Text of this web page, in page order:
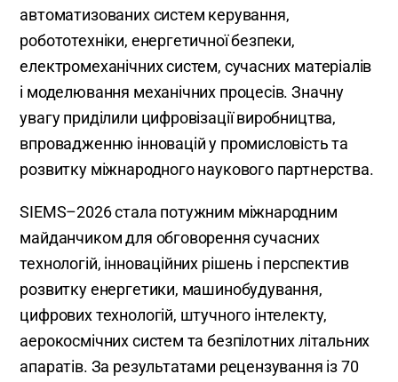
автоматизованих систем керування,
робототехніки, енергетичної безпеки,
електромеханічних систем, сучасних матеріалів
і моделювання механічних процесів. Значну
увагу приділили цифровізації виробництва,
впровадженню інновацій у промисловість та
розвитку міжнародного наукового партнерства.
SIEMS–2026 стала потужним міжнародним
майданчиком для обговорення сучасних
технологій, інноваційних рішень і перспектив
розвитку енергетики, машинобудування,
цифрових технологій, штучного інтелекту,
аерокосмічних систем та безпілотних літальних
апаратів. За результатами рецензування із 70